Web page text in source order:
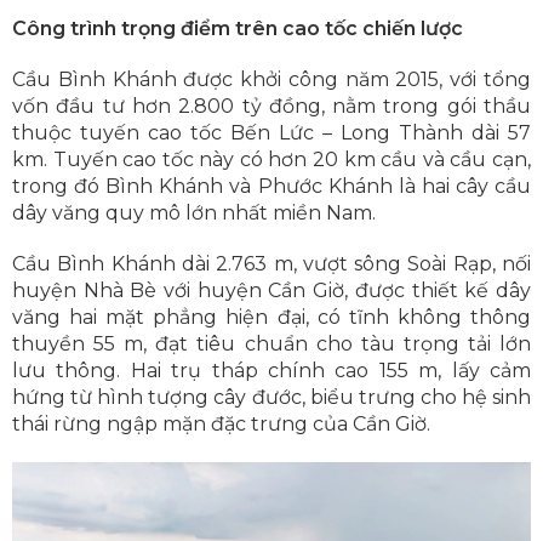
Công trình trọng điểm trên cao tốc chiến lược
Cầu Bình Khánh được khởi công năm 2015, với tổng
vốn đầu tư hơn 2.800 tỷ đồng, nằm trong gói thầu
thuộc tuyến cao tốc Bến Lức – Long Thành dài 57
km. Tuyến cao tốc này có hơn 20 km cầu và cầu cạn,
trong đó Bình Khánh và Phước Khánh là hai cây cầu
dây văng quy mô lớn nhất miền Nam.
Cầu Bình Khánh dài 2.763 m, vượt sông Soài Rạp, nối
huyện Nhà Bè với huyện Cần Giờ, được thiết kế dây
văng hai mặt phẳng hiện đại, có tĩnh không thông
thuyền 55 m, đạt tiêu chuẩn cho tàu trọng tải lớn
lưu thông. Hai trụ tháp chính cao 155 m, lấy cảm
hứng từ hình tượng cây đước, biểu trưng cho hệ sinh
thái rừng ngập mặn đặc trưng của Cần Giờ.